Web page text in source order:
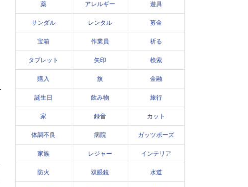
薬 アレルギー 遊具
サンダル レンタル 募金
宝箱 作業員 祈る
タブレット 矢印 検索
購入 旗 金融
誕生日 飲み物 旅行
家 録音 カット
体調不良 病院 ガッツポーズ
家族 レジャー インテリア
防火 双眼鏡 水道